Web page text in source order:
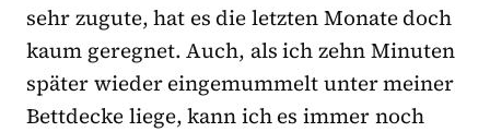
sehr zugute, hat es die letzten Monate doch
kaum geregnet. Auch, als ich zehn Minuten
später wieder eingemummelt unter meiner
Bettdecke liege, kann ich es immer noch